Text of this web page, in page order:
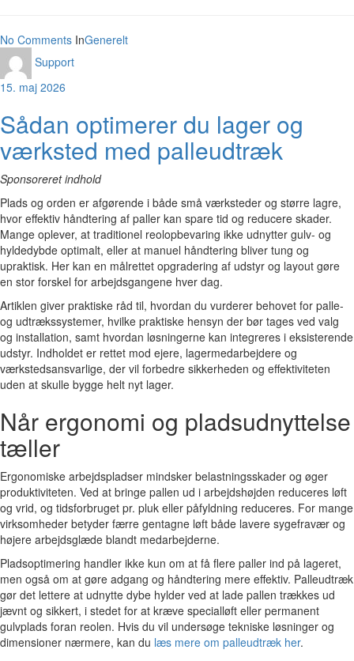
No Comments InGenerelt
Support
15. maj 2026
Sådan optimerer du lager og
værksted med palleudtræk
Sponsoreret indhold
Plads og orden er afgørende i både små værksteder og større lagre,
hvor effektiv håndtering af paller kan spare tid og reducere skader.
Mange oplever, at traditionel reolopbevaring ikke udnytter gulv- og
hyldedybde optimalt, eller at manuel håndtering bliver tung og
upraktisk. Her kan en målrettet opgradering af udstyr og layout gøre
en stor forskel for arbejdsgangene hver dag.
Artiklen giver praktiske råd til, hvordan du vurderer behovet for palle-
og udtrækssystemer, hvilke praktiske hensyn der bør tages ved valg
og installation, samt hvordan løsningerne kan integreres i eksisterende
udstyr. Indholdet er rettet mod ejere, lagermedarbejdere og
værkstedsansvarlige, der vil forbedre sikkerheden og effektiviteten
uden at skulle bygge helt nyt lager.
Når ergonomi og pladsudnyttelse
tæller
Ergonomiske arbejdspladser mindsker belastningsskader og øger
produktiviteten. Ved at bringe pallen ud i arbejdshøjden reduceres løft
og vrid, og tidsforbruget pr. pluk eller påfyldning reduceres. For mange
virksomheder betyder færre gentagne løft både lavere sygefravær og
højere arbejdsglæde blandt medarbejderne.
Pladsoptimering handler ikke kun om at få flere paller ind på lageret,
men også om at gøre adgang og håndtering mere effektiv. Palleudtræk
gør det lettere at udnytte dybe hylder ved at lade pallen trækkes ud
jævnt og sikkert, i stedet for at kræve specialløft eller permanent
gulvplads foran reolen. Hvis du vil undersøge tekniske løsninger og
dimensioner nærmere, kan du læs mere om palleudtræk her.